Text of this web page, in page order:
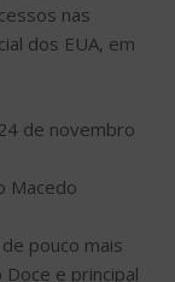
nas
dos EUA, em
de novembro
Macedo
pouco mais
e principal